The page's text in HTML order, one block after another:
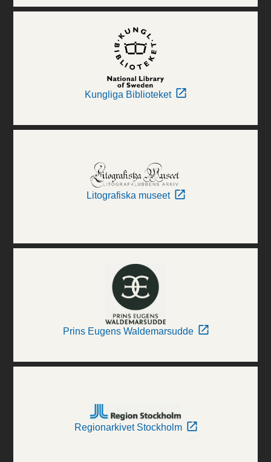
Kungliga Biblioteket
Litografiska museet
Prins Eugens Waldemarsudde
Regionarkivet Stockholm